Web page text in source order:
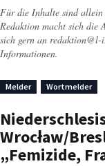
Für die Inhalte sind
Redaktion macht sich die
sich gern an redaktion@l-
Informationen.
Melder Wortmelder
Wrocław/
„Femizide,